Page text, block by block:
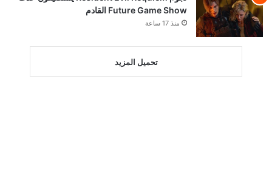
Future Game Show القادم
منذ 17 ساعة
تحميل المزيد